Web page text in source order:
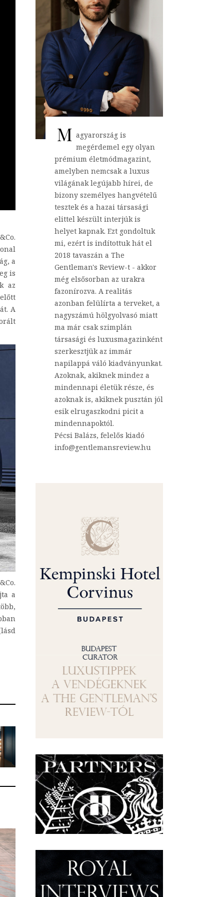
a
is
az
A
a
M agyarország is
megérdemel egy olyan
prémium életmódmagazint,
amelyben nemcsak a luxus
világának legújabb hírei, de
bizony személyes hangvételű
tesztek és a hazai társasági
elittel készült interjúk is
helyet kapnak. Ezt gondoltuk
mi, ezért is indítottuk hát el
2018 tavaszán a The
Gentleman's Review-t - akkor
még elsősorban az urakra
fazonírozva. A realitás
azonban felülírta a terveket, a
nagyszámú hölgyolvasó miatt
ma már csak szimplán
társasági és luxusmagazinként
szerkesztjük az immár
napilappá váló kiadványunkat.
Azoknak, akiknek mindez a
mindennapi életük része, és
azoknak is, akiknek pusztán jól
esik elrugaszkodni picit a
mindennapoktól.
Pécsi Balázs, felelős kiadó
info@gentlemansreview.hu